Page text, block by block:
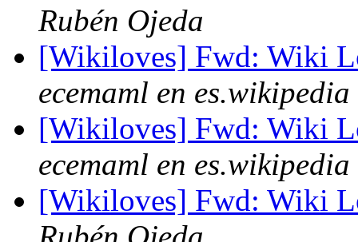
Rubén Ojeda
[Wikiloves] Fwd: Wiki
ecemaml en es.wikipedia
[Wikiloves] Fwd: Wiki
ecemaml en es.wikipedia
[Wikiloves] Fwd: Wiki